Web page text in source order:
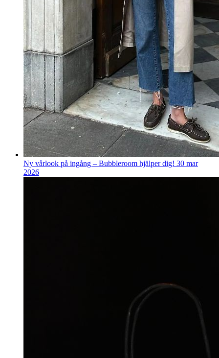
Ny vårlook på ingång – Bubbleroom hjälper dig! 30 mar
2026